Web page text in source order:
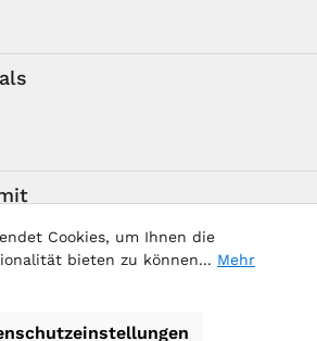
Cookies, um Ihnen die
bieten zu können... Mehr